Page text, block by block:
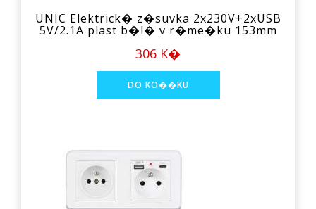
UNIC Elektrick� z�suvka 2x230V+2xUSB
5V/2.1A plast b�l� v r�me�ku 153mm
306 K�